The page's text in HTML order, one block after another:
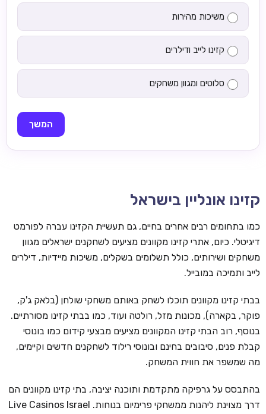
משיכות מהירות
קזינו לייב ודילרים
סלוטים ומגוון משחקים
המשך
קזינו אונליין בישראל
כמו בתחומים רבים אחרים בחיים, גם תעשיית הקזינו עברה לפורמט
דיגיטלי. כיום, אתרי קזינו מקוונים מציעים לשחקנים ישראלים מגוון
משחקים ושירותים, כולל תשלומים בשקלים, משיכות מיידיות, דילרים
לייב ותמיכה במובייל.
בבתי קזינו מקוונים תוכלו לשחק באותם משחקי שולחן (בלאק ג'ק,
פוקר, בקארה), מכונות מזל, רולטה ועוד, כמו בבתי קזינו מסורתיים.
בנוסף, רוב הבתי קזינו המקוונים מציעים מבצעי קידום כמו בונוסי
קבלת פנים, סיבובים בחינם ובונוסי רילוד לשחקנים חדשים וקיימים,
מה שמשפר את חווית המשחק.
בהתבסס על גרפיקה מתקדמת ותוכנה יציבה, בתי קזינו מקוונים הם
דרך מצוינת ליהנות ממשחקי פרימיום בנוחות. Live Casinos Israel